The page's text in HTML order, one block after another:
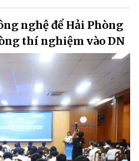
nghệ để Hải Phòng
thí nghiệm vào DN